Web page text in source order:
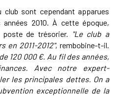
sont cependant apparues
2010. À cette époque,
de trésorier. "Le club a
en 2011-2012", rembobine-t-il.
120 000 €. Au fil des années,
Avec notre expert-
les principales dettes. On a
exceptionnelle de la